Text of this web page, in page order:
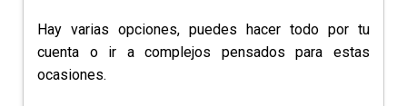
Hay varias opciones, puedes hacer todo por tu
cuenta o ir a complejos pensados para estas
ocasiones.